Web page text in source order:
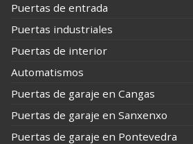
Puertas de entrada
Puertas industriales
Puertas de interior
Automatismos
Puertas de garaje en Cangas
Puertas de garaje en Sanxenxo
Puertas de garaje en Pontevedra